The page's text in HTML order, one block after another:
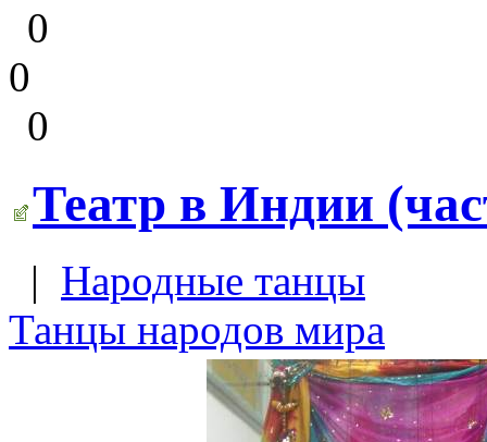
0
0
0
Театр в Индии
| Народные танцы
Танцы народов мира